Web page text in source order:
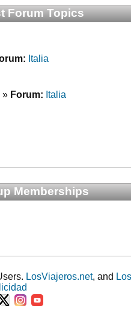
Forum Topics
Italia
» Forum: Italia
Memberships
LosViajeros.net, and